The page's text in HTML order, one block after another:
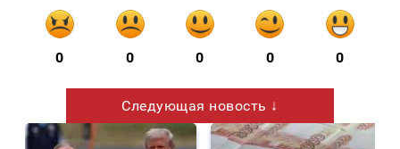
0 0 0 0 0
Следующая новость ↓